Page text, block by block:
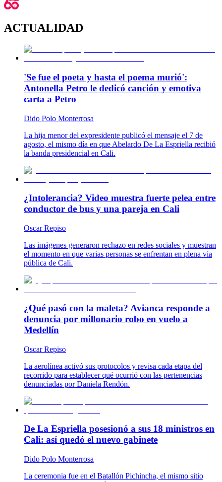
ACTUALIDAD
'Se fue el poeta y hasta el poema murió':
Antonella Petro le dedicó canción y emotiva
carta a Petro
Dido Polo Monterrosa
La hija menor del expresidente publicó el mensaje el 7 de
agosto, el mismo día en que Abelardo De La Espriella recibió
la banda presidencial en Cali.
¿Intolerancia? Video muestra fuerte pelea entre
conductor de bus y una pareja en Cali
Oscar Repiso
Las imágenes generaron rechazo en redes sociales y muestran
el momento en que varias personas se enfrentan en plena vía
pública de Cali.
¿Qué pasó con la maleta? Avianca responde a
denuncia por millonario robo en vuelo a
Medellín
Oscar Repiso
La aerolínea activó sus protocolos y revisa cada etapa del
recorrido para establecer qué ocurrió con las pertenencias
denunciadas por Daniela Rendón.
De La Espriella posesionó a sus 18 ministros en
Cali: así quedó el nuevo gabinete
Dido Polo Monterrosa
La ceremonia fue en el Batallón Pichincha, el mismo sitio